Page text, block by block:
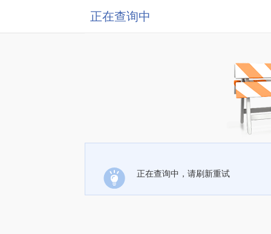
正在查询中
正在查询中，请刷新重试